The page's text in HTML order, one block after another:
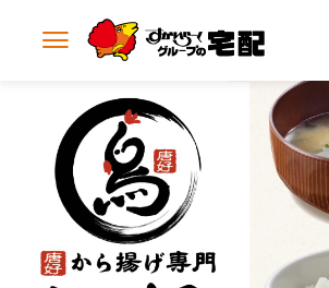
メ
ー
を
開
く